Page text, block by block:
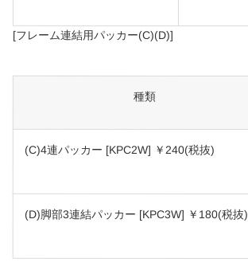
[フレーム連結用パッカー(C)(D)]
種類
(C)4連パッカー [KPC2W] ￥240(税抜)
(D)脚部3連結パッカー [KPC3W] ￥180(税抜)